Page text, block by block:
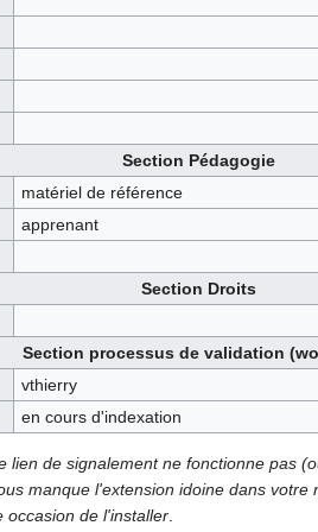
Section Pédagogie
matériel de référence
apprenant
Section Droits
Section processus de validation
vthierry
en cours d'indexation
lien de signalement ne fonctionne pas
manque l'extension idoine dans votre
occasion de l'installer